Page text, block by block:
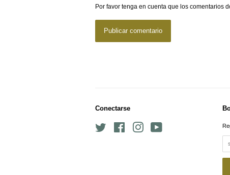
Por favor tenga en cuenta que los comentarios
Conectarse
Twitter FacebookInstagram